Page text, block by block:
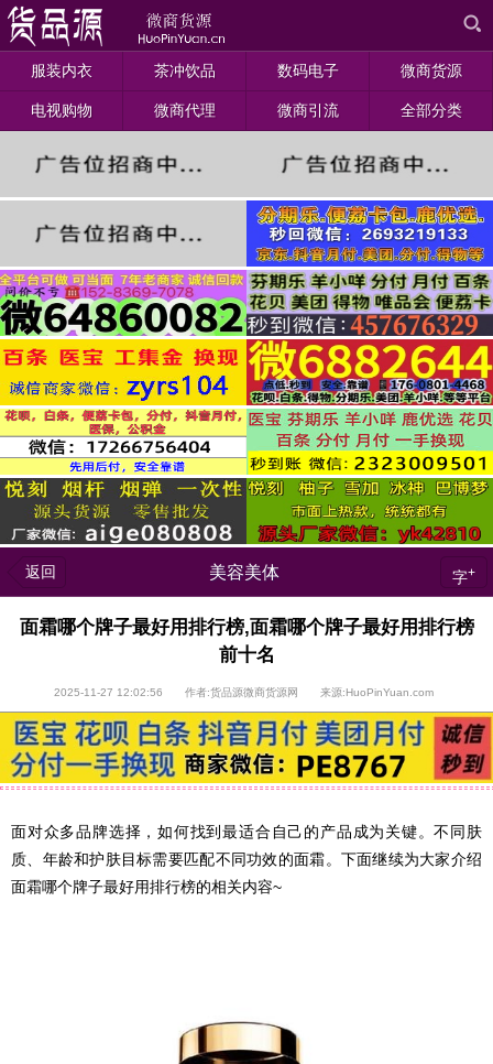
服装内衣 茶冲饮品 数码电子 微商货源
电视购物 微商代理 微商引流 全部分类
返回 美容美体 字+
面霜哪个牌子最好用排行榜,面霜哪个牌子最好用排行榜
前十名
2025-11-27 12:02:56 作者:货品源微商货源网 来源:HuoPinYuan.com
面对众多品牌选择，如何找到最适合自己的产品成为关键。不同肤
质、年龄和护肤目标需要匹配不同功效的面霜。下面继续为大家介绍
面霜哪个牌子最好用排行榜的相关内容~